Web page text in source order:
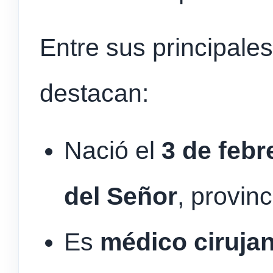
Entre sus
destacan:
Nació el 3 de
del Señor,
Es médico